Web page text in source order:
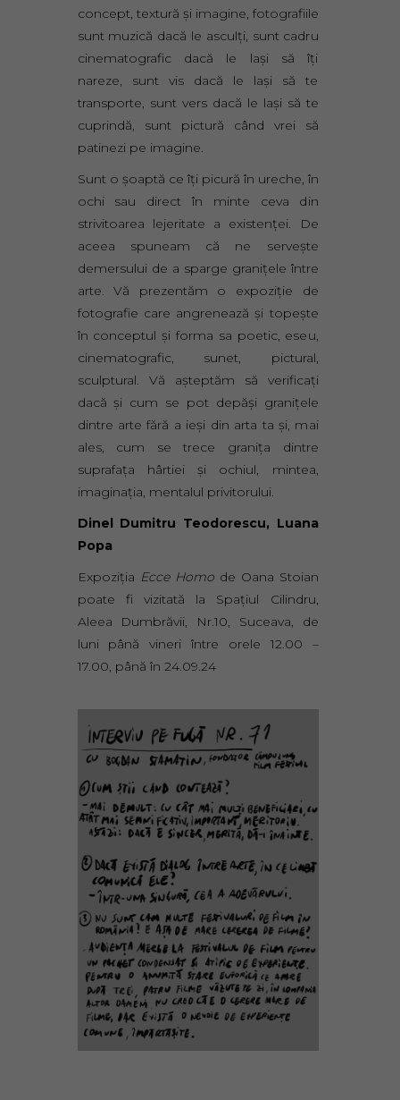
concept, textură și imagine, fotografiile
sunt muzică dacă le asculți, sunt cadru
cinematografic dacă le lași să îți
nareze, sunt vis dacă le lași să te
transporte, sunt vers dacă le lași să te
cuprindă, sunt pictură când vrei să
patinezi pe imagine.
Sunt o șoaptă ce îți picură în ureche, în
ochi sau direct în minte ceva din
strivitoarea lejeritate a existenței. De
aceea spuneam că ne servește
demersului de a sparge granițele între
arte. Vă prezentăm o expoziție de
fotografie care angrenează și topește
în conceptul și forma sa poetic, eseu,
cinematografic, sunet, pictural,
sculptural. Vă așteptăm să verificați
dacă și cum se pot depăși granițele
dintre arte fără a ieși din arta ta și, mai
ales, cum se trece granița dintre
suprafața hârtiei și ochiul, mintea,
imaginația, mentalul privitorului.
Dinel Dumitru Teodorescu, Luana
Popa
Expoziția Ecce Homode Oana Stoian
poate fi vizitată la Spațiul Cilindru,
Aleea Dumbrăvii, Nr.10, Suceava, de
luni până vineri între orele 12.00 –
17.00, până în 24.09.24